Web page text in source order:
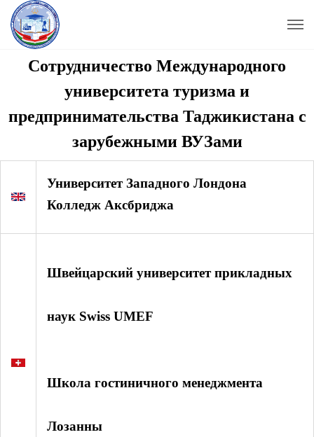
Сотрудничество Международного
университета туризма и
предпринимательства Таджикистана с
зарубежными ВУЗами
Университет Западного Лондона
Колледж Аксбриджа
Швейцарский университет прикладных
наук Swiss UMEF
Школа гостиничного менеджмента
Лозанны